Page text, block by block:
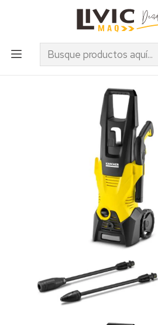
UTILIZA EL CUPÓN "INVIERNO10" EN
Línea Limpieza
Hidrolavadora